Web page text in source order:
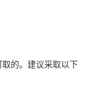
的。建议采取以下